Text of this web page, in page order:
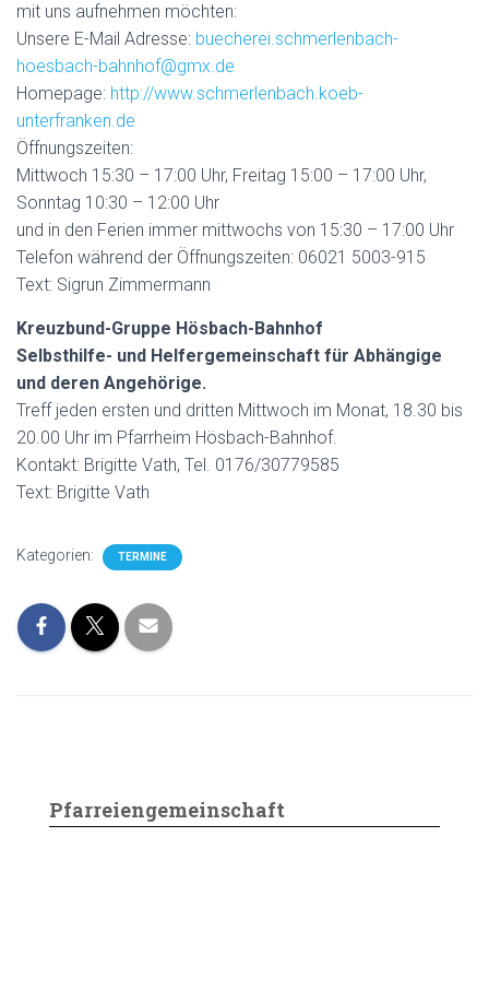
mit uns aufnehmen möchten:
Unsere E-Mail Adresse: buecherei.schmerlenbach-
hoesbach-bahnhof@gmx.de
Homepage: http://www.schmerlenbach.koeb-
unterfranken.de
Öffnungszeiten:
Mittwoch 15:30 – 17:00 Uhr, Freitag 15:00 – 17:00 Uhr,
Sonntag 10:30 – 12:00 Uhr
und in den Ferien immer mittwochs von 15:30 – 17:00 Uhr
Telefon während der Öffnungszeiten: 06021 5003-915
Text: Sigrun Zimmermann
Kreuzbund-Gruppe Hösbach-Bahnhof
Selbsthilfe- und Helfergemeinschaft für Abhängige
und deren Angehörige.
Treff jeden ersten und dritten Mittwoch im Monat, 18.30 bis
20.00 Uhr im Pfarrheim Hösbach-Bahnhof.
Kontakt: Brigitte Vath, Tel. 0176/30779585
Text: Brigitte Vath
Kategorien: TERMINE
Pfarreiengemeinschaft